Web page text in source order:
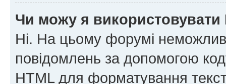
Чи можу я використовувати
Ні. На цьому форумі
повідомлень за допомогою
HTML для форматування